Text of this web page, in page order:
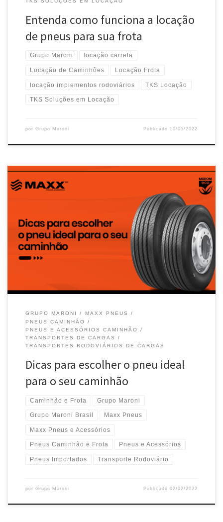
Entenda como funciona a locação
de pneus para sua frota
Grupo Maroni locação carreta
Locação de Caminhões Locação Frota
locação implementos rodoviários TKS Locação
TKS Soluções em Locação
por Grupo Maroni Publicado 10/05/2022
A escolha correta do pneu para o seu caminhão, componente
que, junto com a suspensão, é o grande […]
GRUPO MARONI
MAXX PNEUS
PNEUS CAMINHÃO
PNEUS E ACESSÓRIOS CAMINHÃO
TRANSPORTES DE CARGAS
TRANSPORTES RODOVIÁRIOS DE CARGAS
Dicas para escolher o pneu ideal
para o seu caminhão
Caminhão e Frota Grupo Maroni
Grupo Maroni Brasil Maxx Pneus
Maxx Pneus e Acessórios
Pneus Caminhão e Frota Pneus e Acessórios
Pneus Importados Transporte Rodoviário
por Grupo Maroni Publicado02/02/2022